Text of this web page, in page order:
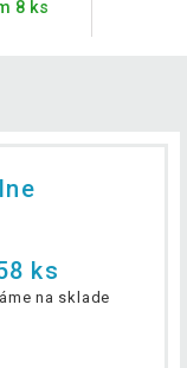
8 ks
ks
na sklade